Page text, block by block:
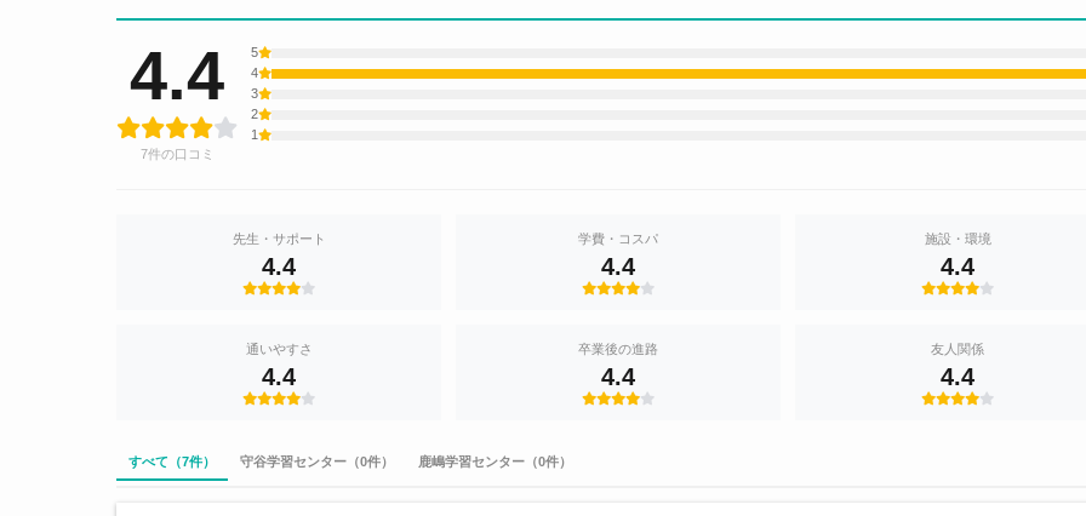
4.4
7件の口コミ
5
4
3
2
1
先生・サポート
4.4
学費・コスパ
4.4
施設・環境
4.4
通いやすさ
4.4
卒業後の進路
4.4
友人関係
4.4
すべて（7件） 守谷学習センター（0件） 鹿嶋学習センター（0件）